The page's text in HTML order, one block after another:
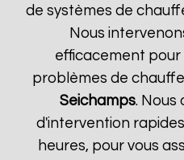
de systèmes de
Nous
efficacement pour
problèmes de
Seichamps. Nous
d'intervention
heures, pour vous